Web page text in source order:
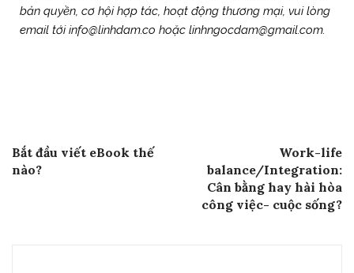
bản quyền, cơ hội hợp tác, hoạt động thương mại, vui lòng
email tới info@linhdam.co hoặc linhngocdam@gmail.com.
Post
navigation
Bắt đầu viết eBook thế
nào?
Work-life
balance/Integration:
Cân bằng hay hài hòa
công việc- cuộc sống?